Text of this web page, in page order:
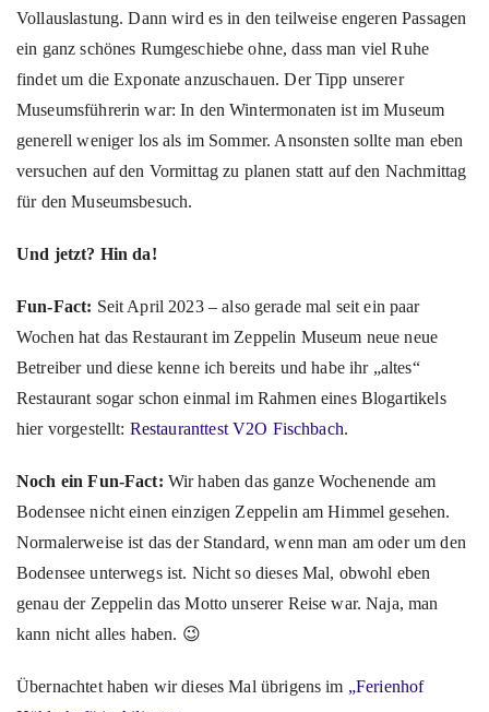
Vollauslastung. Dann wird es in den teilweise engeren Passagen
ein ganz schönes Rumgeschiebe ohne, dass man viel Ruhe
findet um die Exponate anzuschauen. Der Tipp unserer
Museumsführerin war: In den Wintermonaten ist im Museum
generell weniger los als im Sommer. Ansonsten sollte man eben
versuchen auf den Vormittag zu planen statt auf den Nachmittag
für den Museumsbesuch.
Und jetzt? Hin da!
Fun-Fact: Seit April 2023 – also gerade mal seit ein paar
Wochen hat das Restaurant im Zeppelin Museum neue neue
Betreiber und diese kenne ich bereits und habe ihr „altes“
Restaurant sogar schon einmal im Rahmen eines Blogartikels
hier vorgestellt: Restauranttest V2O Fischbach.
Noch ein Fun-Fact: Wir haben das ganze Wochenende am
Bodensee nicht einen einzigen Zeppelin am Himmel gesehen.
Normalerweise ist das der Standard, wenn man am oder um den
Bodensee unterwegs ist. Nicht so dieses Mal, obwohl eben
genau der Zeppelin das Motto unserer Reise war. Naja, man
kann nicht alles haben. 😉
Übernachtet haben wir dieses Mal übrigens im „Ferienhof